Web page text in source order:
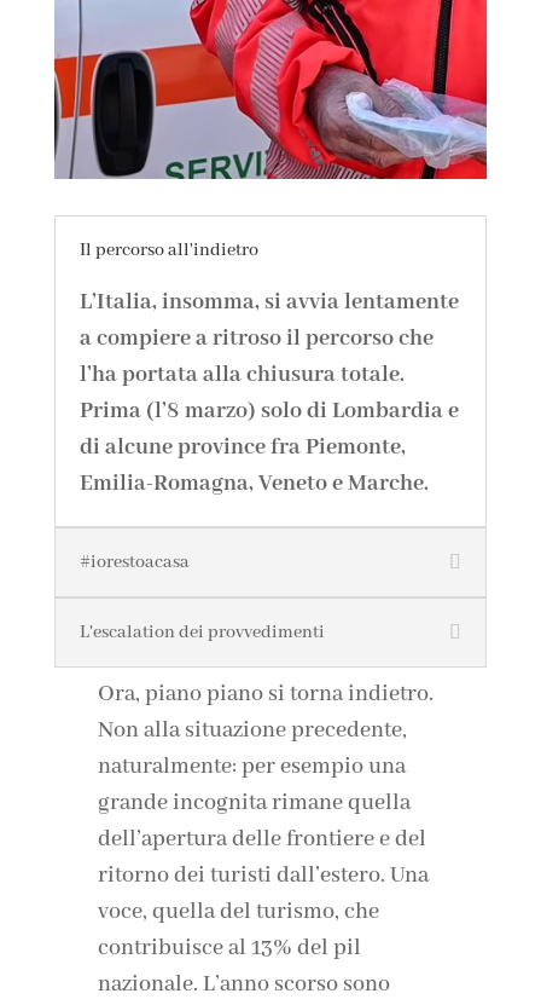
Il percorso all'indietro
L’Italia, insomma, si avvia lentamente
a compiere a ritroso il percorso che
l’ha portata alla chiusura totale.
Prima (l’8 marzo) solo di Lombardia e
di alcune province fra Piemonte,
Emilia-Romagna, Veneto e Marche.
#iorestoacasa
L'escalation dei provvedimenti
Ora, piano piano si torna indietro.
Non alla situazione precedente,
naturalmente: per esempio una
grande incognita rimane quella
dell’apertura delle frontiere e del
ritorno dei turisti dall’estero. Una
voce, quella del turismo, che
contribuisce al 13% del pil
nazionale. L’anno scorso sono